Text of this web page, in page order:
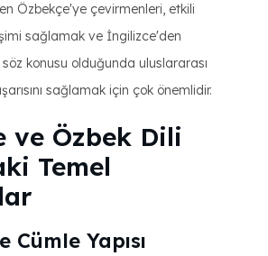
Özbekçe'ye çevirmenleri, etkili
sağlamak ve İngilizce'den
konusu olduğunda uluslararası
sağlamak için çok önemlidir.
ve Özbek Dili
Temel
Cümle Yapısı